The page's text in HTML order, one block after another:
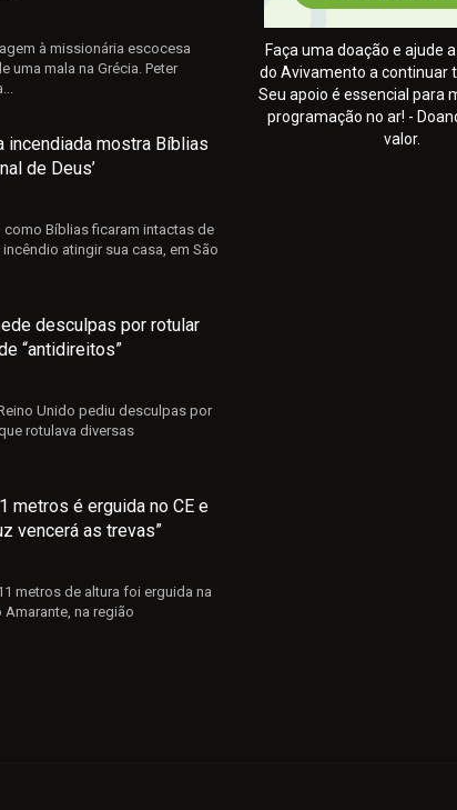
à missionária escocesa
uma mala na Grécia. Peter
incendiada mostra Bíblias
de Deus’
Bíblias ficaram intactas de
atingir sua casa, em São
desculpas por rotular
“antidireitos”
Unido pediu desculpas por
rotulava diversas
metros é erguida no CE e
vencerá as trevas”
metros de altura foi erguida na
na região
Faça uma doação e ajude
do Avivamento a continuar
Seu apoio é essencial para
programação no ar! -
valor.